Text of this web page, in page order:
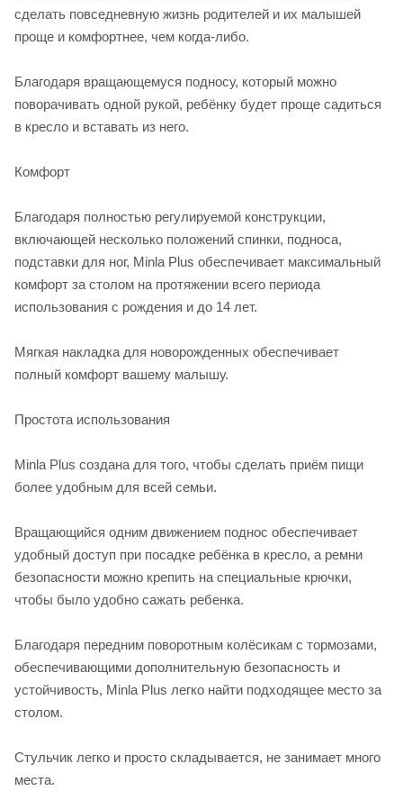
сделать повседневную жизнь родителей и их малышей
проще и комфортнее, чем когда-либо.
Благодаря вращающемуся подносу, который можно
поворачивать одной рукой, ребёнку будет проще садиться
в кресло и вставать из него.
Комфорт
Благодаря полностью регулируемой конструкции,
включающей несколько положений спинки, подноса,
подставки для ног, Minla Plus обеспечивает максимальный
комфорт за столом на протяжении всего периода
использования с рождения и до 14 лет.
Мягкая накладка для новорожденных обеспечивает
полный комфорт вашему малышу.
Простота использования
Minla Plus создана для того, чтобы сделать приём пищи
более удобным для всей семьи.
Вращающийся одним движением поднос обеспечивает
удобный доступ при посадке ребёнка в кресло, а ремни
безопасности можно крепить на специальные крючки,
чтобы было удобно сажать ребенка.
Благодаря передним поворотным колёсикам с тормозами,
обеспечивающими дополнительную безопасность и
устойчивость, Minla Plus легко найти подходящее место за
столом.
Стульчик легко и просто складывается, не занимает много
места.